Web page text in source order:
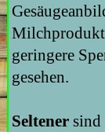
geringere
gesehen.
Seltener sind